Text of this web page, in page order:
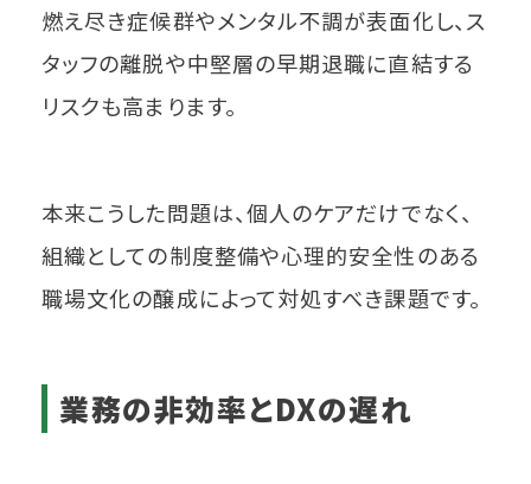
燃え尽き症候群やメンタル不調が表面化し、ス
タッフの離脱や中堅層の早期退職に直結する
リスクも高まります。
本来こうした問題は、個人のケアだけでなく、
組織としての制度整備や心理的安全性のある
職場文化の醸成によって対処すべき課題です。
業務の非効率とDXの遅れ